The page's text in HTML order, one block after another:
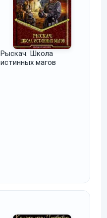
Рыскач. Школа
истинных магов